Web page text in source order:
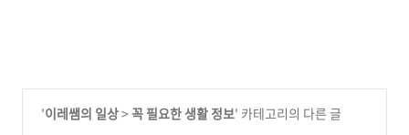
'이레쌤의 일상>꼭 필요한 생활 정보' 카테고리의 다른 글